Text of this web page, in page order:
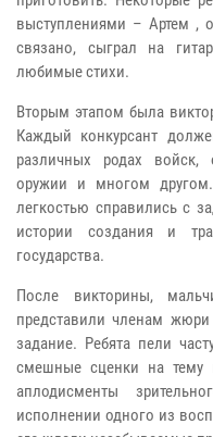
выступлениями – Артем ,
связано, сыграл на
любимые стихи.
Вторым этапом была
Каждый конкурсант
различных родах войск,
оружии и многом
легкостью справились с
истории создания и
государства.
После викторины,
представили членам
задание. Ребята пели
смешные сценки на тему
аплодисменты
исполнении одного из